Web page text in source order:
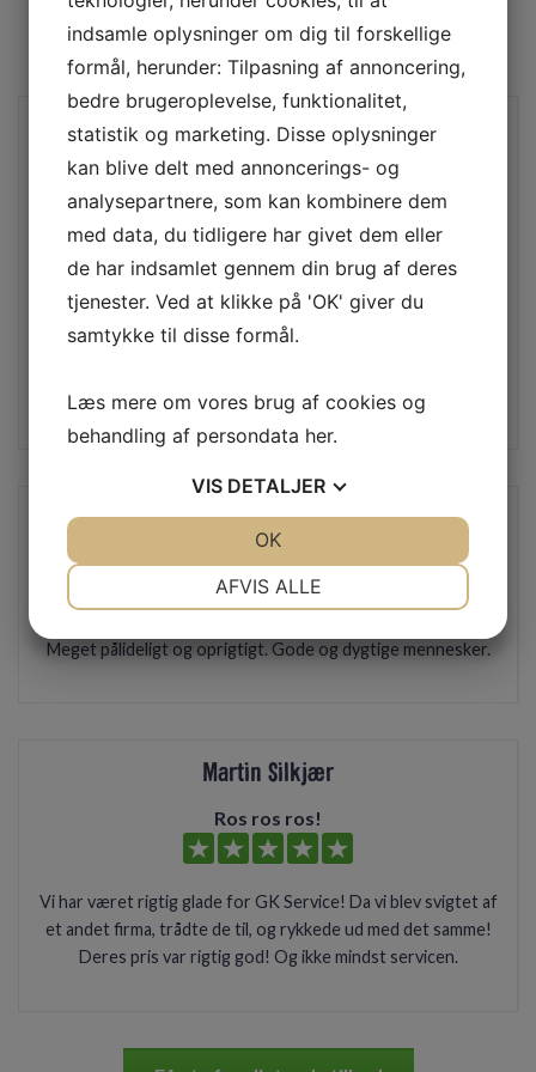
forvente af kvalitet og service.
Emil Holm
Veludført arbejde til fair pris
Skrev en mail til dem vedr tilbud og så ringede de tilbage med
info om pris og detaljer få minutter senere. De dukkede op
til aftalt tid og jeg kom hjem til et super flot gulv, hvor alle
detaljer - slibning rundt om skab og rør - var i orden.
møblerne. Super service :)
Ida Møller Larsen
Meget pålideligt og oprigtigt
Meget pålideligt og oprigtigt. Gode og dygtige mennesker.
Martin Silkjær
Ros ros ros!
Vi har været rigtig glade for GK Service! Da vi blev svigtet af
et andet firma, trådte de til, og rykkede ud med det samme!
Deres pris var rigtig god! Og ikke mindst servicen.
indsamle oplysninger om dig til forskellige
formål, herunder: Tilpasning af annoncering,
bedre brugeroplevelse, funktionalitet,
statistik og marketing. Disse oplysninger
kan blive delt med annoncerings- og
analysepartnere, som kan kombinere dem
med data, du tidligere har givet dem eller
de har indsamlet gennem din brug af deres
tjenester. Ved at klikke på 'OK' giver du
samtykke til disse formål.
Læs mere om vores brug af cookies og
behandling af persondata her.
VIS DETALJER
MARKETING STATISTIK
AFVIS ALLE
OK